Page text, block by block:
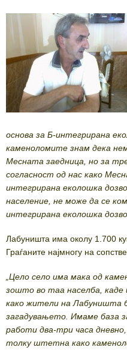
основа за Б-интегрирана
каменоломите знам дека
Месната заедница, но за
согласност од нас како
интегрирана еколошка
население, не може да се
интегрирана еколошка
Лабуништа има околу 1.700
Граѓаните најмногу на
„Цело село има мака од
зошто во таа населба, каде
како жители на Лабуништа
загадувањето. Имаме база
работи два-три часа
толку штетна како